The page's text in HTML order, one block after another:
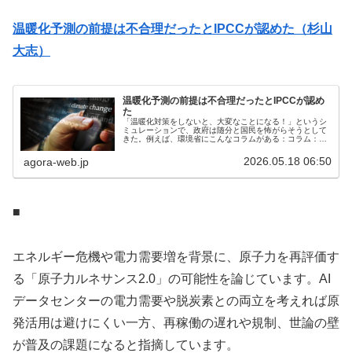
温暖化予測の前提は不合理だったとIPCCが認めた（杉山
大志）
温暖化予測の前提は不合理だったとIPCCが認め
た
「温暖化対策をしないと、大変なことになる！」というシ
ミュレーションで、政府は随分と国民を怖がらそうとして
きた。例えば、環境省にこんなコラムがある：コラム：
策を取らなかった場合の予測に基...
agora-web.jp 2026.05.18 06:50
■
エネルギー危機や電力需要増を背景に、原子力を再評価す
る「原子力ルネサンス2.0」の可能性を論じています。AI
データセンターの電力需要や脱炭素との両立を考えれば原
発活用は避けにくい一方、再稼働の遅れや規制、世論の壁
が普及の課題になると指摘しています。